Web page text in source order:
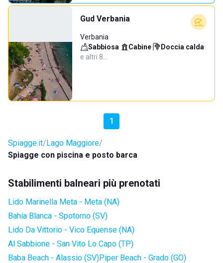
Gud Verbania
Verbania
Sabbiosa· Cabine· Doccia calda·
e altri 8…
1
Spiagge.it Lago Maggiore
Spiagge con piscina e posto barca
Stabilimenti balneari più prenotati
Lido Marinella Meta - Meta (NA)
Bahia Blanca - Spotorno (SV)
Lido Da Vittorio - Vico Equense (NA)
Al Sabbione - San Vito Lo Capo (TP)
Baba Beach - Alassio (SV)Piper Beach - Grado (GO)